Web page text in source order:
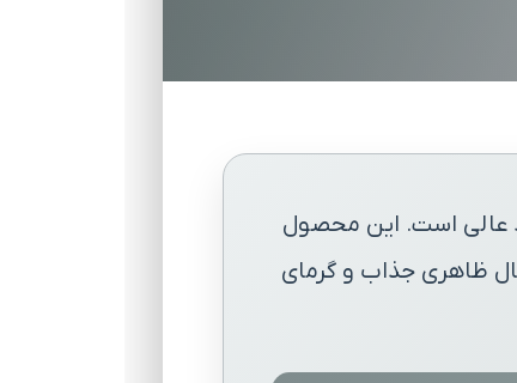
عالی است. این محصول
ظاهری جذاب و گرمای